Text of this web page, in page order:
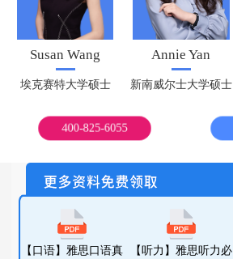
Susan Wang
埃克赛特大学硕士
Annie Yan
新南威尔士大学硕士
400-825-6055
【口语】雅思口语真
【听力】雅思听力必